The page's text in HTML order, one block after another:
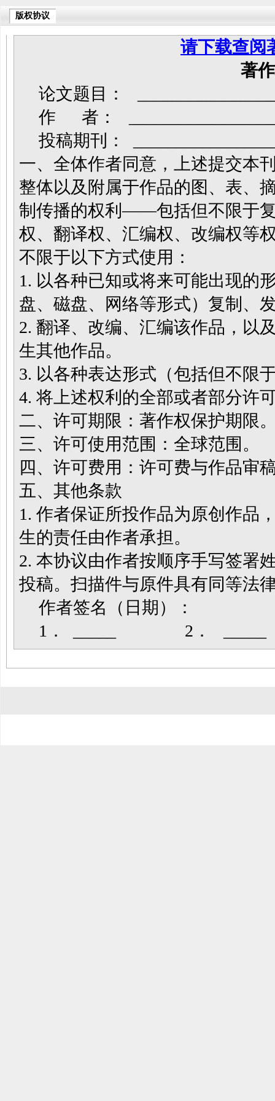
版权协议
请下载查阅
著
论文题目：
作 者：
投稿期刊：
一、全体作者同意，上述提交本
整体以及附属于作品的图、表、
制传播的权利——包括但不限于
权、翻译权、汇编权、改编权等
不限于以下方式使用：
1. 以各种已知或将来可能出现的
盘、磁盘、网络等形式）复制、
2. 翻译、改编、汇编该作品，以
生其他作品。
3. 以各种表达形式（包括但不限
4. 将上述权利的全部或者部分许
二、许可期限：著作权保护期限
三、许可使用范围：全球范围。
四、许可费用：许可费与作品审
五、其他条款
1. 作者保证所投作品为原创作品
生的责任由作者承担。
2. 本协议由作者按顺序手写签署
投稿。扫描件与原件具有同等法
作者签名（日期）：
1． _____ 2．